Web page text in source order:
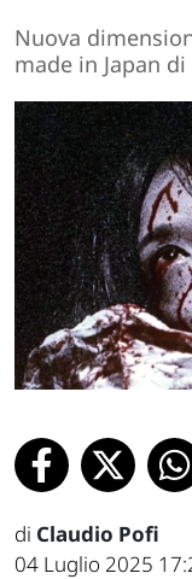
Nuova
made in Japan
di Claudio Pofi
04 Luglio 2025